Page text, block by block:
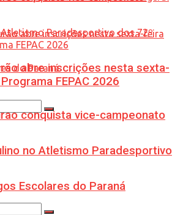
conquista vice-campeonato
no Atletismo Paradesportivo
Escolares do Paraná
abre inscrições nesta sexta-
FEPAC 2026